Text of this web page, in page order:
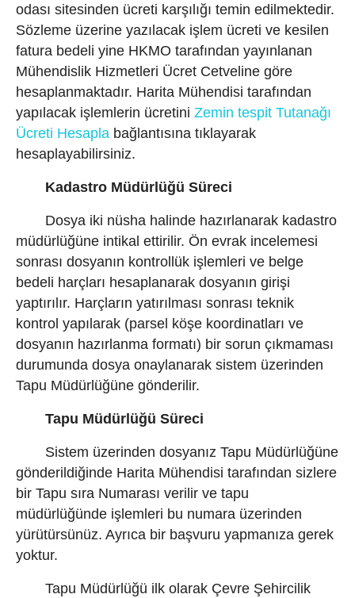
odası sitesinden ücreti karşılığı temin edilmektedir.
Sözleme üzerine yazılacak işlem ücreti ve kesilen
fatura bedeli yine HKMO tarafından yayınlanan
Mühendislik Hizmetleri Ücret Cetveline göre
hesaplanmaktadır. Harita Mühendisi tarafından
yapılacak işlemlerin ücretini Zemin tespit Tutanağı
Ücreti Hesapla bağlantısına tıklayarak
hesaplayabilirsiniz.
Kadastro Müdürlüğü Süreci
Dosya iki nüsha halinde hazırlanarak kadastro
müdürlüğüne intikal ettirilir. Ön evrak incelemesi
sonrası dosyanın kontrollük işlemleri ve belge
bedeli harçları hesaplanarak dosyanın girişi
yaptırılır. Harçların yatırılması sonrası teknik
kontrol yapılarak (parsel köşe koordinatları ve
dosyanın hazırlanma formatı) bir sorun çıkmaması
durumunda dosya onaylanarak sistem üzerinden
Tapu Müdürlüğüne gönderilir.
Tapu Müdürlüğü Süreci
Sistem üzerinden dosyanız Tapu Müdürlüğüne
gönderildiğinde Harita Mühendisi tarafından sizlere
bir Tapu sıra Numarası verilir ve tapu
müdürlüğünde işlemleri bu numara üzerinden
yürütürsünüz. Ayrıca bir başvuru yapmanıza gerek
yoktur.
Tapu Müdürlüğü ilk olarak Çevre Şehircilik